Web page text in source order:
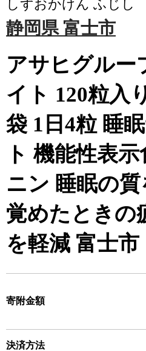
しずおかけん ふじし
静岡県 富士市
アサヒグルー
イト 120粒入
袋 1日4粒 睡
ト 機能性表
ニン 睡眠の質
覚めたときの
を軽減 富士市
寄附金額
決済方法